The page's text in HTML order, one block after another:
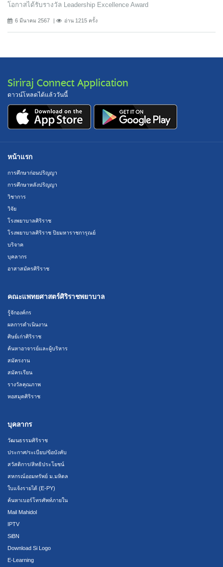
โอกาสได้รับรางวัล Leadership Excellence Award
6 มีนาคม 2567 อ่าน 1215 ครั้ง
Siriraj Connect Application
ดาวน์โหลดได้แล้ววันนี้
หน้าแรก
การศึกษาก่อนปริญญา
การศึกษาหลังปริญญา
วิชาการ
วิจัย
โรงพยาบาลศิริราช
โรงพยาบาลศิริราช ปิยมหาราชการุณย์
บริจาค
บุคลากร
อาสาสมัครศิริราช
คณะแพทยศาสตร์ศิริราชพยาบาล
รู้จักองค์กร
ผลการดำเนินงาน
ศิษย์เก่าศิริราช
ค้นหาอาจารย์และผู้บริหาร
สมัครงาน
สมัครเรียน
รางวัลคุณภาพ
หอสมุดศิริราช
บุคลากร
วัฒนธรรมศิริราช
ประกาศ/ระเบียบ/ข้อบังคับ
สวัสดิการ/สิทธิประโยชน์
สหกรณ์ออมทรัพย์ ม.มหิดล
ใบแจ้งรายได้ (E-PY)
ค้นหาเบอร์โทรศัพท์ภายใน
Mail Mahidol
IPTV
SiBN
Download Si Logo
E-Learning